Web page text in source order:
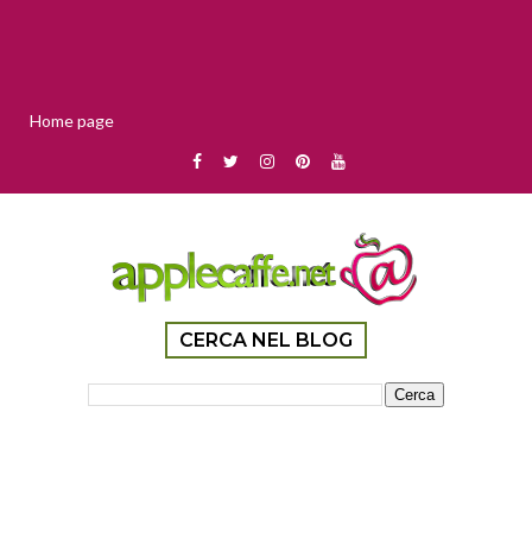
Home page
CERCA NEL BLOG